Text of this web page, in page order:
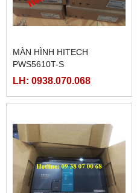
MÀN HÌNH HITECH
PWS5610T-S
LH: 0938.070.068